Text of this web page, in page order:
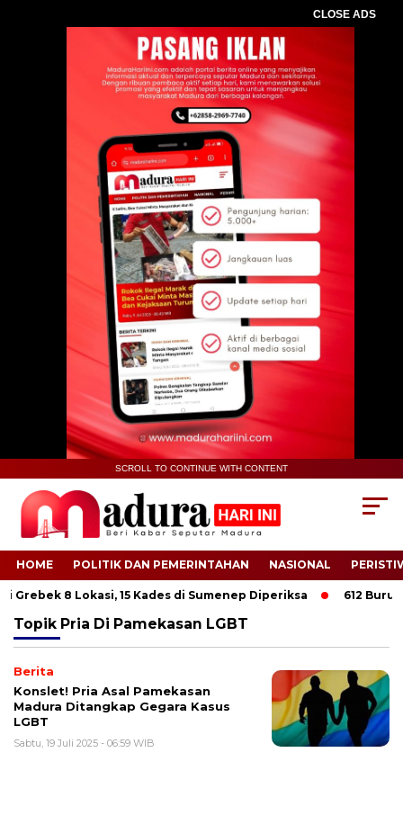
CLOSE ADS
SCROLL TO CONTINUE WITH CONTENT
HOME POLITIK DAN PEMERINTAHAN NASIONAL
8 Lokasi, 15 Kades di Sumenep Diperiksa 612 Buruh
Topik Pria Di Pamekasan LGBT
Berita
Konslet! Pria Asal Pamekasan
Madura Ditangkap Gegara Kasus
LGBT
Sabtu, 19 Juli 2025 - 06:59 WIB